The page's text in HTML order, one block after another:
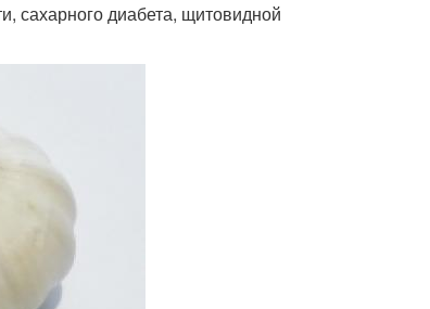
сахарного диабета, щитовидной